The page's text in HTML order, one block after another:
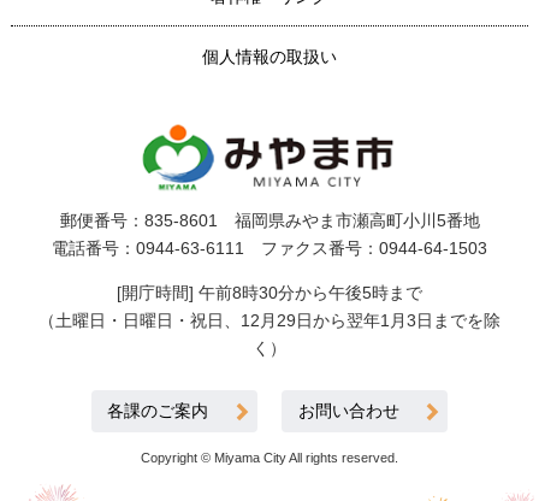
個人情報の取扱い
郵便番号：835-8601 福岡県みやま市瀬高町小川5番地
電話番号：0944-63-6111 ファクス番号：0944-64-1503
[開庁時間] 午前8時30分から午後5時まで
（土曜日・日曜日・祝日、12月29日から翌年1月3日までを除
く）
各課のご案内 お問い合わせ
Copyright © Miyama City All rights reserved.